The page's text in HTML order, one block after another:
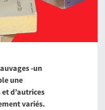
-un
une
d’autrices
variés.